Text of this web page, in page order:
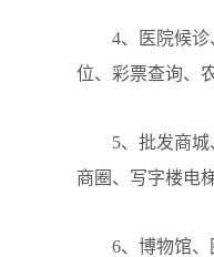
4、医院候诊
位、彩票查询、
5、批发商城
商圈、写字楼电
6、博物馆、